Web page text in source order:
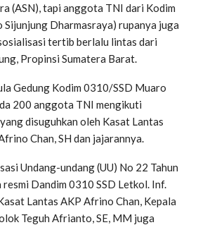
(ASN), tapi anggota TNI dari Kodim
Dharmasraya) rupanya juga
tertib berlalu lintas dari
Propinsi Sumatera Barat.
Gedung Kodim 0310/SSD Muaro
200 anggota TNI mengikuti
disuguhkan oleh Kasat Lantas
Chan, SH dan jajarannya.
Undang-undang (UU) No 22 Tahun
Dandim 0310 SSD Letkol. Inf.
Lantas AKP Afrino Chan, Kepala
Teguh Afrianto, SE, MM juga